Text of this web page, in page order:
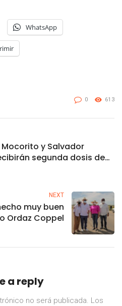
WhatsApp
0 613
y Salvador
segunda dosis de
NEXT
muy buen
Ordaz Coppel
a reply
no será publicada. Los